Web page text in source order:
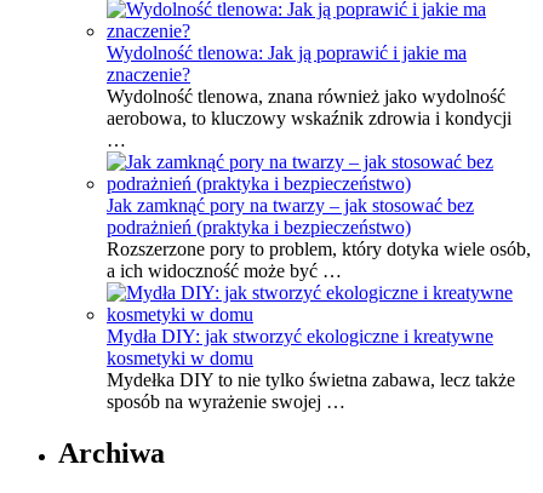
Wydolność tlenowa: Jak ją poprawić i jakie ma
znaczenie?
Wydolność tlenowa, znana również jako wydolność
aerobowa, to kluczowy wskaźnik zdrowia i kondycji
…
Jak zamknąć pory na twarzy – jak stosować bez
podrażnień (praktyka i bezpieczeństwo)
Rozszerzone pory to problem, który dotyka wiele osób,
a ich widoczność może być …
Mydła DIY: jak stworzyć ekologiczne i kreatywne
kosmetyki w domu
Mydełka DIY to nie tylko świetna zabawa, lecz także
sposób na wyrażenie swojej …
Archiwa